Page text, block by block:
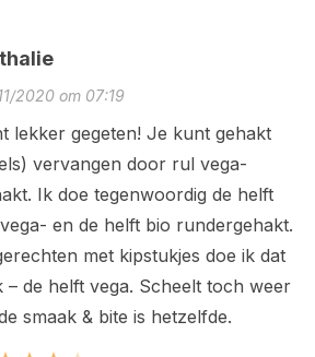
2020 om 07:19
lekker gegeten! Je kunt gehakt
vervangen door rul vega-
Ik doe tegenwoordig de helft
en de helft bio rundergehakt.
met kipstukjes doe ik dat
– de helft vega. Scheelt toch weer
smaak & bite is hetzelfde.